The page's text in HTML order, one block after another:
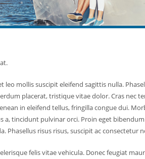
leo mollis suscipit eleifend sagittis nulla.
placerat, tristique vitae dolor. Cras nec
in eleifend tellus, fringilla congue dui.
a, tincidunt pulvinar orci. Proin eget
Phasellus risus risus, suscipit ac consectetur
felis vitae vehicula. Donec feugiat